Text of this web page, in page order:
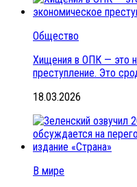
Общество
Хищения в ОПК — это
преступление. Это
18.03.2026
В мире